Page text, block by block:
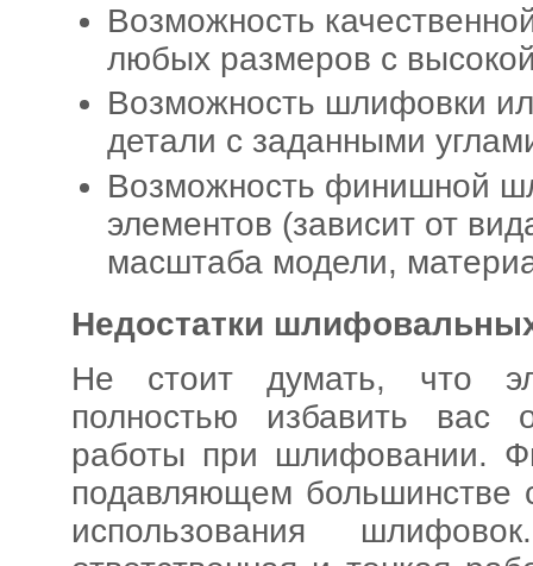
Возможность
любых размеров с
Возможность шлифовки
детали с заданными
Возможность финишной
элементов (зависит от
масштаба модели,
Недостатки
Не стоит думать, что
полностью избавить вас
работы при шлифовании.
подавляющем большинстве
использования